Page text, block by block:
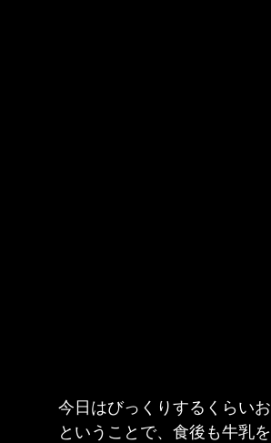
今日はびっくりするくらいお
ということで、食後も牛乳